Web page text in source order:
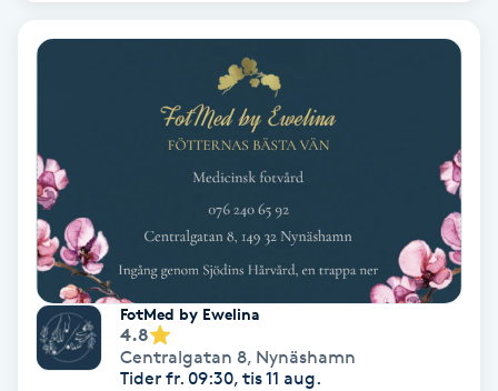
Brynfärgning
Brynplockning
Bröllopsuppsättning
FotMed by Ewelina
4.8
Centralgatan 8, Nynäshamn
Tider fr. 09:30, tis 11 aug.